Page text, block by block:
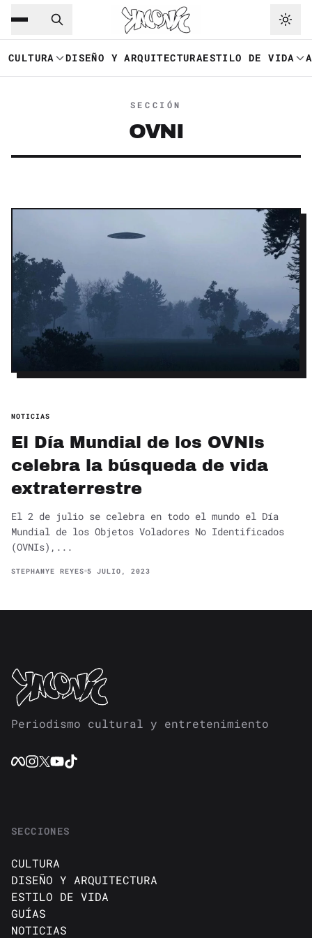
Saltar al contenido principal
CULTURA DISEÑO Y ARQUITECTURAESTILO DE VIDA
SECCIÓN
OVNI
NOTICIAS
El Día Mundial de los OVNIs
celebra la búsqueda de vida
extraterrestre
El 2 de julio se celebra en todo el mundo el Día
Mundial de los Objetos Voladores No Identificados
(OVNIs),...
STEPHANYE REYES 5 JULIO, 2023
Periodismo cultural y entretenimiento
SECCIONES
CULTURA
DISEÑO Y ARQUITECTURA
ESTILO DE VIDA
GUÍAS
NOTICIAS